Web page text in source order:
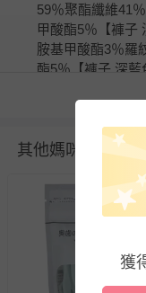
59％聚酯纖維41
甲酸酯5％【褲子
胺基甲酸酯3％羅
酯5％【褲子 深
酸酯5％羅紋部分
【包包】聚酯纖維
詳細尺寸：(約･
33･袖長22 [90]衣
33･胸圍61･肩寬
袖長26.5 褲子
68･褲長47.5 褲
臀圍59･褲長47.5
注意事項：●標
其他媽咪也在逛
獲